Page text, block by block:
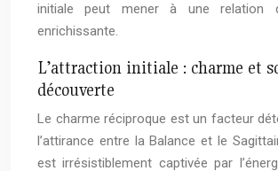
initiale peut mener à une relation
enrichissante.
L’attraction initiale : charme et
découverte
Le charme réciproque est un facteur
l’attirance entre la Balance et le
est irrésistiblement captivée par